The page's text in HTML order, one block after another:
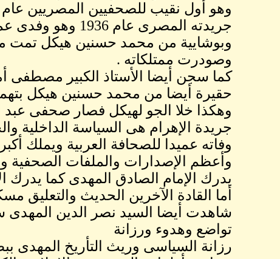
جريدته المصرى عام 1936 وهو وفدى عمل مع الزعيم التأريخى سعد زغلول .
وبوشايية من محمد حسنين هيكل تمت
وصودرت ممتلكاته .
كما سجن أيضا الأستاذ الكبير مصطفى
حقيرة أيضا من محمد حسنين هيكل
وهكذا خلا الجو لهيكل فصار صحفى
جريدة الإهرام هى السياسة
وفاته عميدا للصحافة العربية ويملك
وأعظم الإصدارات والملفات الصحفية
يدرك الإمام الصادق المهدى كما يدرك
أما القادة الآخرين الحديث والتعليق
شاهدت أيضا السيد نصر الدين المهدى
تواضع وهدوء ورزانة
رزانة السياسى وريث التأريخ المهدى